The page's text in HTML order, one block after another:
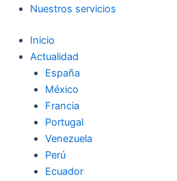
Nuestros servicios
Inicio
Actualidad
España
México
Francia
Portugal
Venezuela
Perú
Ecuador